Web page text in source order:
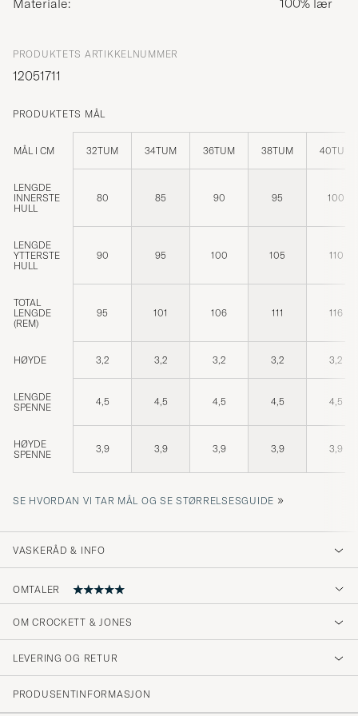
Materiale: 100% lær
PRODUKTETS ARTIKKELNUMMER
12051711
PRODUKTETS MÅL
MÅL I CM 32TUM 34TUM 36TUM 38TUM 40TUM
LENGDE
INNERSTE
HULL
80 85 90 95 100
LENGDE
YTTERSTE
HULL
90 95 100 105 110
TOTAL
LENGDE
(REM)
95 101 106 111 116
HØYDE 3,2 3,2 3,2 3,2 3,2
LENGDE
SPENNE
4,5 4,5 4,5 4,5 4,5
HØYDE
SPENNE
3,9 3,9 3,9 3,9 3,9
SE HVORDAN VI TAR MÅL OG SE STØRRELSESGUIDE »
VASKERÅD & INFO
OMTALER
Ein exzellenter, klassischer Herrengürtel
Perfekt!
OM CROCKETT & JONES
LEVERING OG RETUR
PRODUSENTINFORMASJON